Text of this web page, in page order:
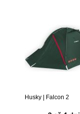
Husky | Falcon 2